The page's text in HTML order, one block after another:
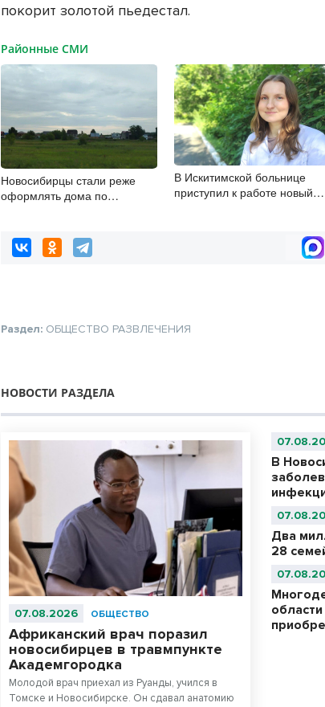
покорит золотой пьедестал.
Районные СМИ
Новосибирцы стали реже
оформлять дома по
В Искитимской больнице
приступил к работе новый
Раздел: ОБЩЕСТВО РАЗВЛЕЧЕНИЯ
НОВОСТИ РАЗДЕЛА
07.08.2026 ОБЩЕСТВО
Африканский врач поразил
новосибирцев в травмпункте
Академгородка
Молодой врач приехал из Руанды, учился в
Томске и Новосибирске. Он сдавал анатомию
В
Два
28